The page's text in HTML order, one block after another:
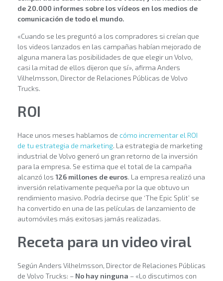
de 20.000 informes sobre los vídeos en los medios de
comunicación de todo el mundo.
«Cuando se les preguntó a los compradores si creían que
los videos lanzados en las campañas habían mejorado de
alguna manera las posibilidades de que elegir un Volvo,
casi la mitad de ellos dijeron que sí», afirma Anders
Vilhelmsson, Director de Relaciones Públicas de Volvo
Trucks.
ROI
Hace unos meses hablamos de cómo incrementar el ROI
de tu estrategia de marketing. La estrategia de marketing
industrial de Volvo generó un gran retorno de la inversión
para la empresa. Se estima que el total de la campaña
alcanzó los 126 millones de euros. La empresa realizó una
inversión relativamente pequeña por la que obtuvo un
rendimiento masivo. Podría decirse que ‘The Epic Split’ se
ha convertido en una de las películas de lanzamiento de
automóviles más exitosas jamás realizadas.
Receta para un video viral
Según Anders Vilhelmsson, Director de Relaciones Públicas
de Volvo Trucks: – No hay ninguna – «Lo discutimos con